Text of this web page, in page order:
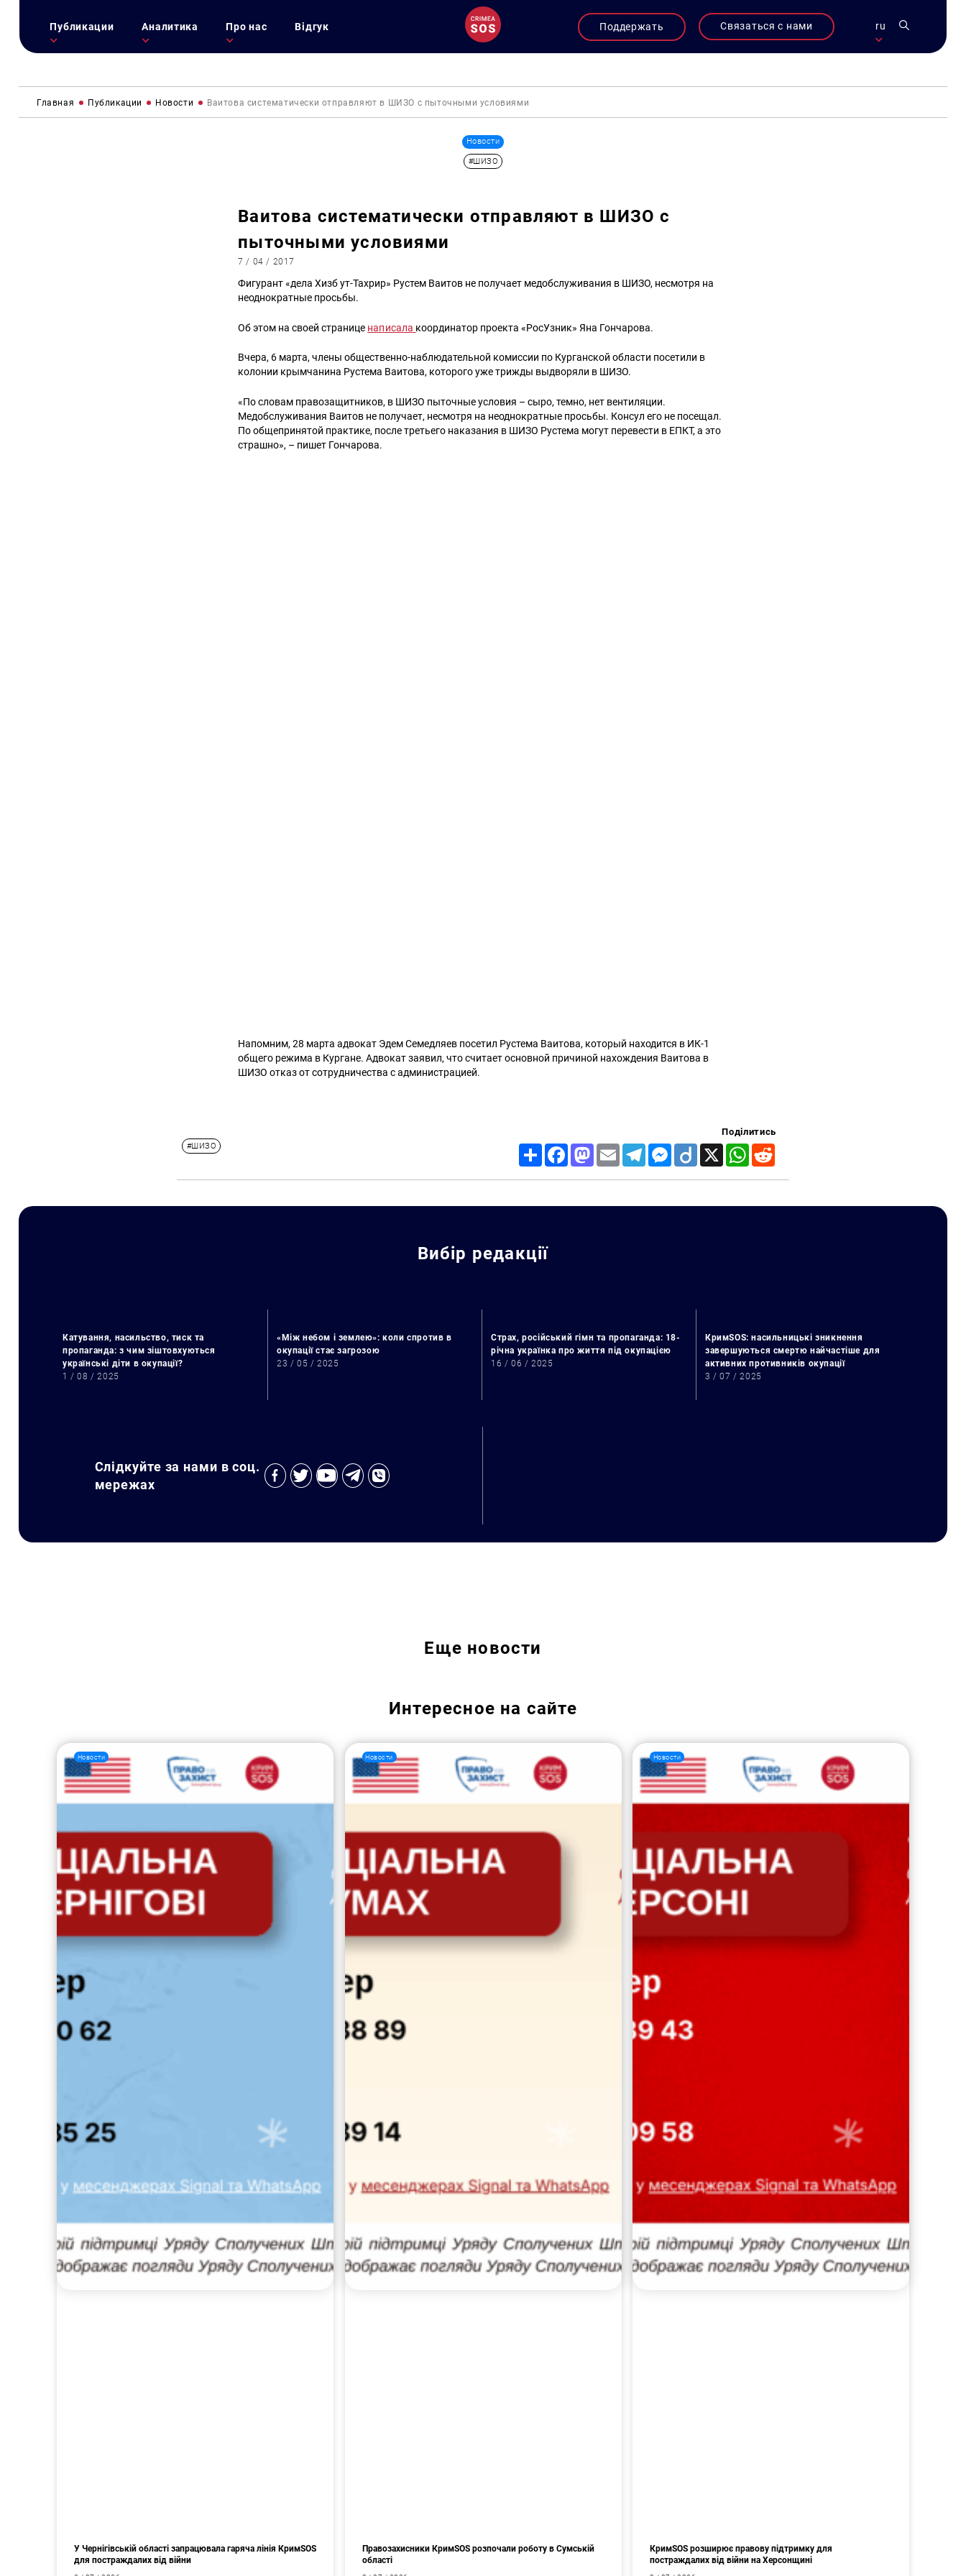
Публикации Аналитика Про нас Відгук Поддержать Связаться с нами ru
Главная Публикации Новости Ваитова систематически отправляют в ШИЗО с пыточными условиями
Новости
#ШИЗО
Ваитова систематически отправляют в ШИЗО с
пыточными условиями
7 / 04 / 2017
Фигурант «дела Хизб ут-Тахрир» Рустем Ваитов не получает медобслуживания в ШИЗО, несмотря на
неоднократные просьбы.
Об этом на своей странице написала координатор проекта «РосУзник» Яна Гончарова.
Вчера, 6 марта, члены общественно-наблюдательной комиссии по Курганской области посетили в
колонии крымчанина Рустема Ваитова, которого уже трижды выдворяли в ШИЗО.
«По словам правозащитников, в ШИЗО пыточные условия – сыро, темно, нет вентиляции.
Медобслуживания Ваитов не получает, несмотря на неоднократные просьбы. Консул его не посещал.
По общепринятой практике, после третьего наказания в ШИЗО Рустема могут перевести в ЕПКТ, а это
страшно», – пишет Гончарова.
Напомним, 28 марта адвокат Эдем Семедляев посетил Рустема Ваитова, который находится в ИК-1
общего режима в Кургане. Адвокат заявил, что считает основной причиной нахождения Ваитова в
ШИЗО отказ от сотрудничества с администрацией.
#ШИЗО
Поділитись
Share FacebookMastodon
Email TelegramMessenger
Diigo X WhatsApp
Вибір редакції
Катування, насильство, тиск та
пропаганда: з чим зіштовхуються
українські діти в окупації?
1 / 08 / 2025
«Між небом і землею»: коли спротив в
окупації стає загрозою
23 / 05 / 2025
Страх, російський гімн та пропаганда: 18-
річна українка про життя під окупацією
16 / 06 / 2025
КримSOS: насильницькі зникнення
завершуються смертю найчастіше для
активних противників окупації
3 / 07 / 2025
Слідкуйте за нами в соц.
мережах
Еще новости
Интересное на сайте
Новости
У Чернігівській області запрацювала гаряча лінія КримSOS
для постраждалих від війни
Новости
Правозахисники КримSOS розпочали роботу в Сумській
області
Новости
КримSOS розширює правову підтримку для
постраждалих від війни на Херсонщині